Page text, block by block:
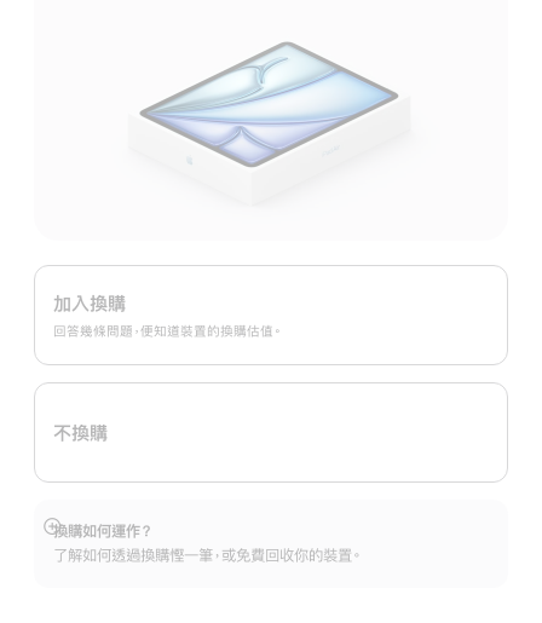
Apple
Trade
換
購
劃。
加入換購
回答幾條問題，便知道裝置的換購估值。
不換購
換購如何運作？
了解如何透過換購慳一筆，或免費回收你的裝置。
顯
示